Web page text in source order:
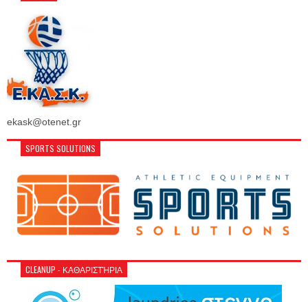
ekask@otenet.gr
SPORTS SOLUTIONS
CLEANUP - ΚΑΘΑΡΙΣΤΉΡΙΑ